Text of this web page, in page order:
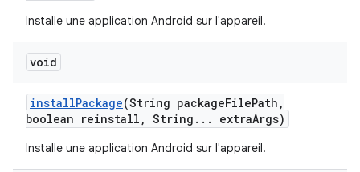
Installe une application Android sur l'appareil.
void
installPackage(String packageFilePath ,
boolean reinstall , String . . . extraArgs)
Installe une application Android sur l'appareil.